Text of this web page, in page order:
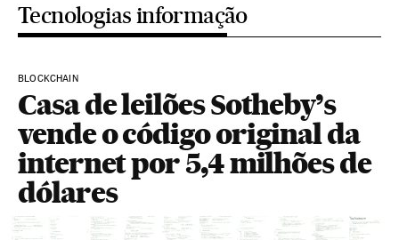
Tecnologias informação
BLOCKCHAIN
Casa de leilões Sotheby’s
vende o código original da
internet por 5,4 milhões de
dólares